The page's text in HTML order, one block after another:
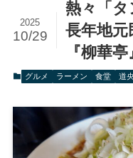
熱々「
長年地
『柳華
2025
10/29
グルメ ラーメン 食堂 道